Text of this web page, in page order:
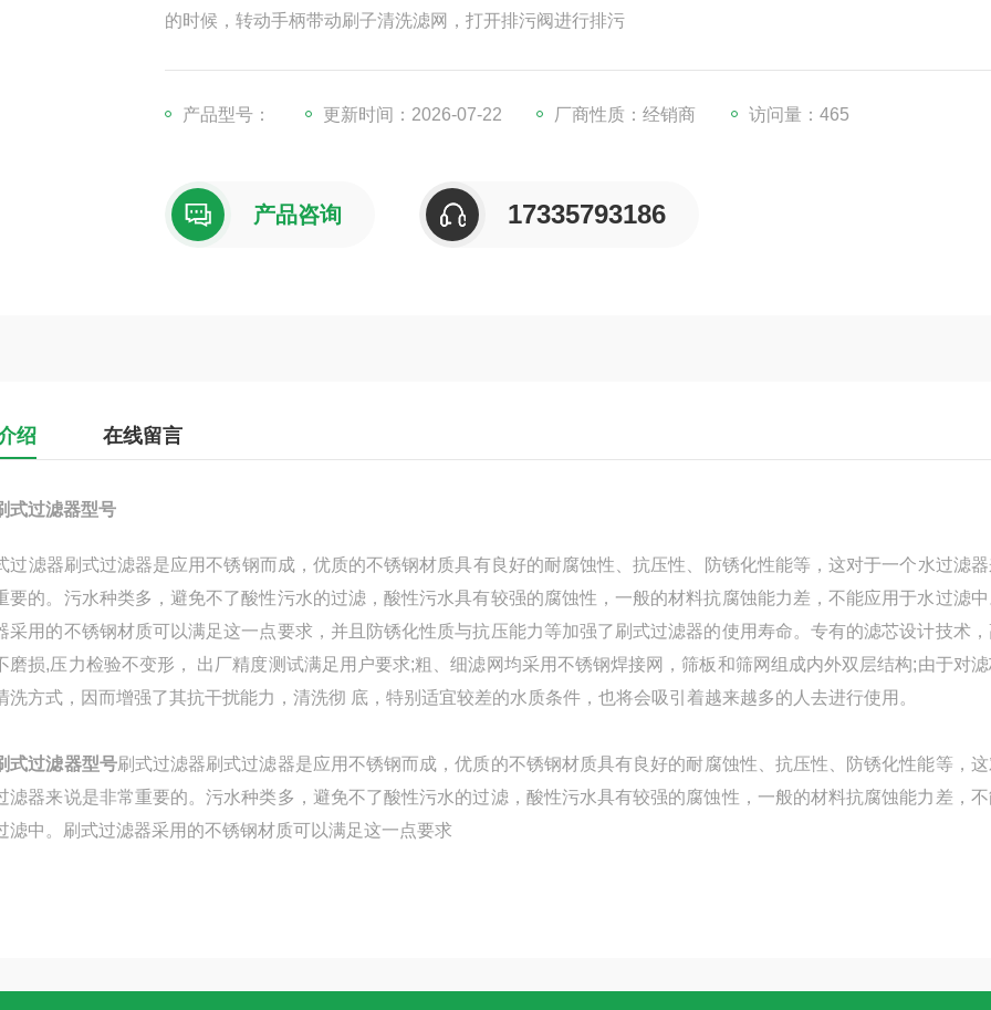
的时候，转动手柄带动刷子清洗滤网，打开排污阀进行排污
产品型号： 更新时间：2026-07-22 厂商性质：经销商 访问量：465
产品咨询 17335793186
绍 在线留言
式过滤器型号
滤器刷式过滤器是应用不锈钢而成，优质的不锈钢材质具有良好的耐腐蚀性、抗压性、防锈化性能等，这对于一个水过滤
要的。污水种类多，避免不了酸性污水的过滤，酸性污水具有较强的腐蚀性，一般的材料抗腐蚀能力差，不能应用于水过滤
采用的不锈钢材质可以满足这一点要求，并且防锈化性质与抗压能力等加强了刷式过滤器的使用寿命。专有的滤芯设计技术
磨损,压力检验不变形， 出厂精度测试满足用户要求;粗、细滤网均采用不锈钢焊接网，筛板和筛网组成内外双层结构;由于对
洗方式，因而增强了其抗干扰能力，清洗彻 底，特别适宜较差的水质条件，也将会吸引着越来越多的人去进行使用。
式过滤器型号刷式过滤器刷式过滤器是应用不锈钢而成，优质的不锈钢材质具有良好的耐腐蚀性、抗压性、防锈化性能等，
滤器来说是非常重要的。污水种类多，避免不了酸性污水的过滤，酸性污水具有较强的腐蚀性，一般的材料抗腐蚀能力差，
过滤中。刷式过滤器采用的不锈钢材质可以满足这一点要求